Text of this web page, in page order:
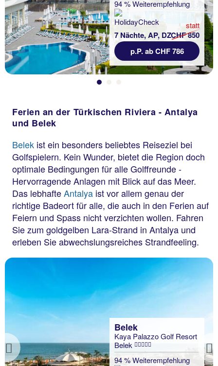
94 % Weiterempfehlung
7 Nächte, AP, DZ
statt
CHF 850
p.P. ab CHF 786
Ferien an der Türkischen Riviera - Antalya
und Belek
Belek ist ein besonders beliebtes Reiseziel bei
Golfspielern. Kein Wunder, bietet die Region doch
optimale Bedingungen für alle Golffreunde -
Hervorragende Anlagen mit Blick auf das Meer.
Das lebhafteAntalya ist vor allem genau der
richtige Badeort für alle, die auch in den Ferien auf
Feiern und Spass nicht verzichten wollen. Fahren
Sie zum goldgelben Lara-Strand in Antalya und
erleben Sie abwechslungsreiches Strandfeeling.
Previous
Belek
Kaya Palazzo Golf Resort
Belek
94 % Weiterempfehlung